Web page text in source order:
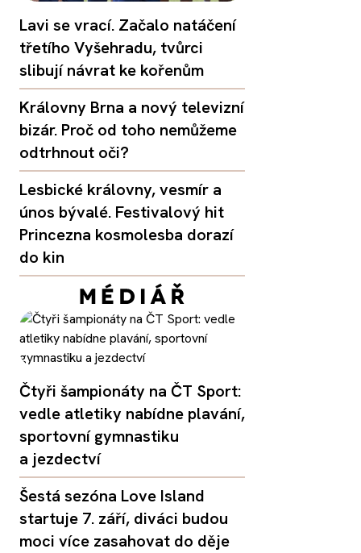
Lavi se vrací. Začalo natáčení
třetího Vyšehradu, tvůrci
slibují návrat ke kořenům
Královny Brna a nový televizní
bizár. Proč od toho nemůžeme
odtrhnout oči?
Lesbické královny, vesmír a
únos bývalé. Festivalový hit
Princezna kosmolesba dorazí
do kin
Čtyři šampionáty na ČT Sport:
vedle atletiky nabídne plavání,
sportovní gymnastiku
a jezdectví
Šestá sezóna Love Island
startuje 7. září, diváci budou
moci více zasahovat do děje